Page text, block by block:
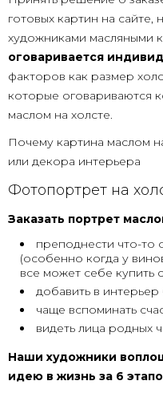
готовых картин на
художниками масляными
оговаривается
факторов как размер
которые оговариваются
маслом на холсте.
Почему картина маслом
или декора интерьера
Фотопортрет на
Заказать портрет
преподнести что-то
(особенно когда у
все может себе купить
добавить в
чаще вспоминать
видеть лица родных
Наши художники
идею в жизнь за 6